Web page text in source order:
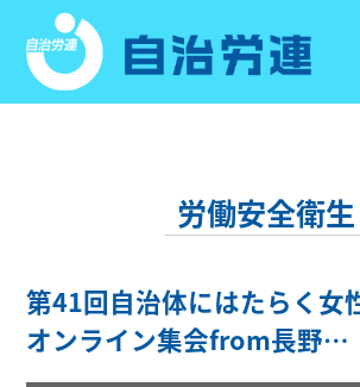
労働安全衛生
第41回自治体にはたらく女
オンライン集会from長野…